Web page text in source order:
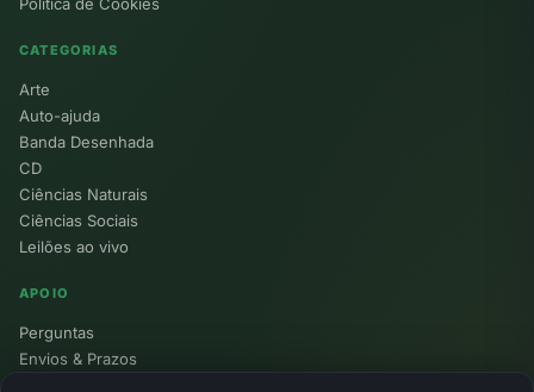
Política de Cookies
CATEGORIAS
Arte
Auto-ajuda
Banda Desenhada
CD
Ciências Naturais
Ciências Sociais
Leilões ao vivo
APOIO
Perguntas
Envios & Prazos